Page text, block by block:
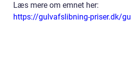
Læs mere om emnet her:
https://gulvafslibning-priser.dk/